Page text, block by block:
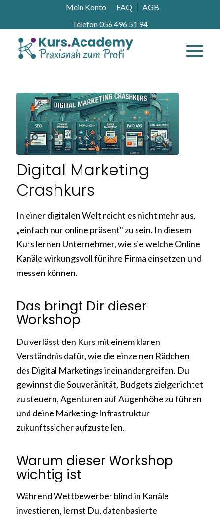
Mein Konto FAQ
AGB
Telefon 056 496 51 94
Digital Marketing
Crashkurs
In einer digitalen Welt reicht es nicht mehr aus,
„einfach nur online präsent" zu sein. In diesem
Kurs lernen Unternehmer, wie sie welche Online
Kanäle wirkungsvoll für ihre Firma einsetzen und
messen können.
Das bringt Dir dieser
Workshop
Du verlässt den Kurs mit einem klaren
Verständnis dafür, wie die einzelnen Rädchen
des Digital Marketings ineinandergreifen. Du
gewinnst die Souveränität, Budgets zielgerichtet
zu steuern, Agenturen auf Augenhöhe zu führen
und deine Marketing-Infrastruktur
zukunftssicher aufzustellen.
Warum dieser Workshop
wichtig ist
Während Wettbewerber blind in Kanäle
investieren, lernst Du, datenbasierte